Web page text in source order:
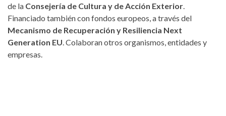
de la Consejería de Cultura y de Acción Exterior.
Financiado también con fondos europeos, a través del
Mecanismo de Recuperación y Resiliencia Next
Generation EU. Colaboran otros organismos, entidades y
empresas.